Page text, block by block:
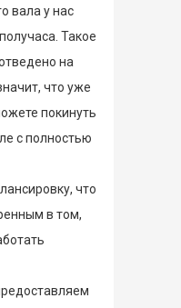
вала у нас
Такое
на
что уже
покинуть
с полностью
что
в том,